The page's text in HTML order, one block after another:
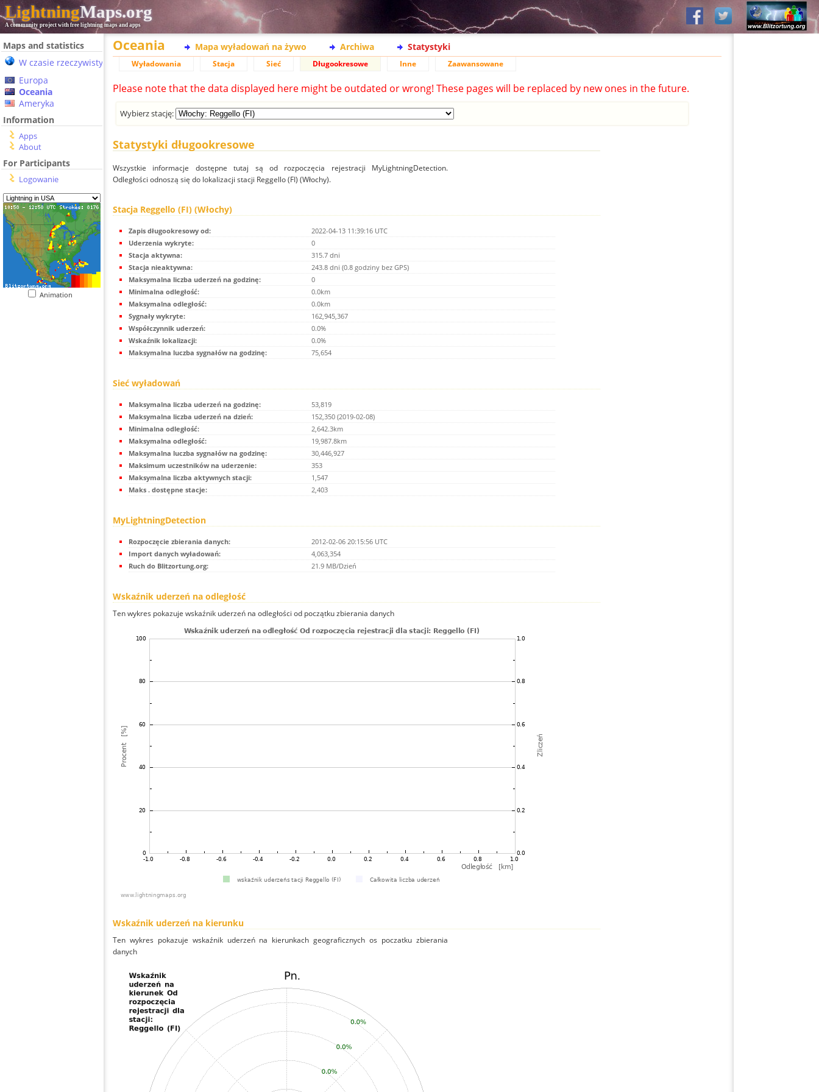
LightningMaps.org
A community project with free lightning maps and apps
Maps and statistics
W czasie rzeczywistym
Europa
Oceania
Ameryka
Information
Apps
About
For Participants
Logowanie
Animation
Oceania Mapa wyładowań na żywo Archiwa Statystyki
Wyładowania Stacja Sieć Długookresowe Inne Zaawansowane
Please note that the data displayed here might be outdated or wrong! These pages will be replaced by new ones in the future.
Wybierz stację:
Statystyki długookresowe
Wszystkie informacje dostępne tutaj są od rozpoczęcia rejestracji MyLightningDetection.
Odległości odnoszą się do lokalizacji stacji Reggello (FI) (Włochy).
Stacja Reggello (FI) (Włochy)
Zapis długookresowy od:
2022-04-13 11:39:16 UTC
Uderzenia wykryte:
0
Stacja aktywna:
315.7 dni
Stacja nieaktywna:
243.8 dni (0.8 godziny bez GPS)
Maksymalna liczba uderzeń na godzinę:
0
Minimalna odległość:
0.0km
Maksymalna odległość:
0.0km
Sygnały wykryte:
162,945,367
Współczynnik uderzeń:
0.0%
Wskaźnik lokalizacji:
0.0%
Maksymalna luczba sygnałów na godzinę:
75,654
Sieć wyładowań
Maksymalna liczba uderzeń na godzinę:
53,819
Maksymalna liczba uderzeń na dzień:
152,350 (2019-02-08)
Minimalna odległość:
2,642.3km
Maksymalna odległość:
19,987.8km
Maksymalna luczba sygnałów na godzinę:
30,446,927
Maksimum uczestników na uderzenie:
353
Maksymalna liczba aktywnych stacji:
1,547
Maks . dostępne stacje:
2,403
MyLightningDetection
Rozpoczęcie zbierania danych:
2012-02-06 20:15:56 UTC
Import danych wyładowań:
4,063,354
Ruch do Blitzortung.org:
21.9 MB/Dzień
Wskaźnik uderzeń na odległość
Ten wykres pokazuje wskaźnik uderzeń na odległości od początku zbierania danych
Wskaźnik uderzeń na kierunku
Ten wykres pokazuje wskaźnik uderzeń na kierunkach geograficznych os poczatku zbierania
danych